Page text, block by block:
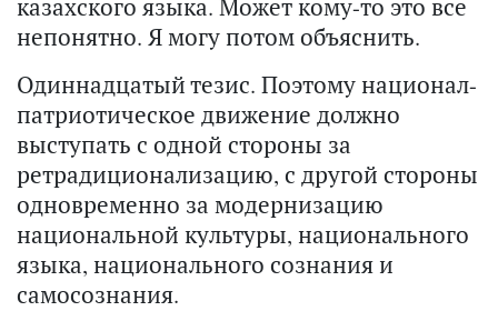
казахского языка. Может кому-то это все
непонятно. Я могу потом объяснить.
Одиннадцатый тезис. Поэтому национал-
патриотическое движение должно
выступать с одной стороны за
ретрадиционализацию, с другой стороны
одновременно за модернизацию
национальной культуры, национального
языка, национального сознания и
самосознания.